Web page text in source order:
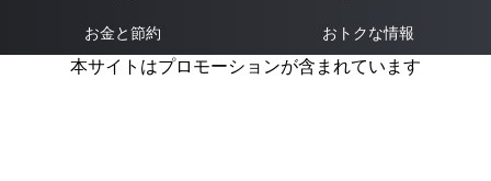
お金と節約 おトクな情報
本サイトはプロモーションが含まれています